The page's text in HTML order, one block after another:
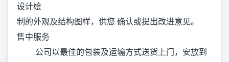
设计绘
制的外观及结构图样，供您 确认或提出改进意见。
售中服务
公司以最佳的包装及运输方式送货上门，安放到